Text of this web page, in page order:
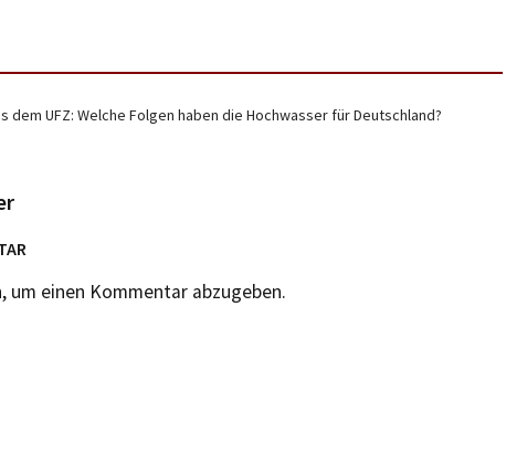
dem UFZ: Welche Folgen haben die Hochwasser für Deutschland?
um einen Kommentar abzugeben.